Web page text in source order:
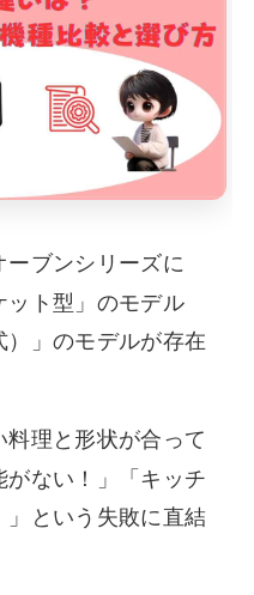
ブンシリーズに
ト型」のモデル
」のモデルが存在
理と形状が合って
ない！」「キッチ
という失敗に直結